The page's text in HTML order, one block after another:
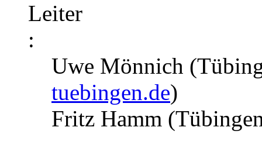
Leiter
:
Uwe Mönnich
tuebingen.de)
Fritz Hamm